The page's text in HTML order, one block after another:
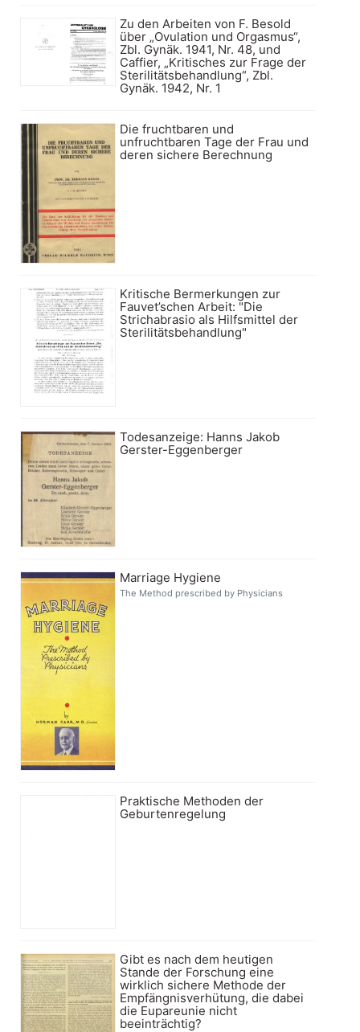
Zu den Arbeiten von F. Besold
über „Ovulation und Orgasmus“,
Zbl. Gynäk. 1941, Nr. 48, und
Caffier, „Kritisches zur Frage der
Sterilitätsbehandlung“, Zbl.
Gynäk. 1942, Nr. 1
Die fruchtbaren und
unfruchtbaren Tage der Frau und
deren sichere Berechnung
Kritische Bermerkungen zur
Fauvet’schen Arbeit: "Die
Strichabrasio als Hilfsmittel der
Sterilitätsbehandlung"
Todesanzeige: Hanns Jakob
Gerster-Eggenberger
Marriage Hygiene
The Method prescribed by Physicians
Praktische Methoden der
Geburtenregelung
Gibt es nach dem heutigen
Stande der Forschung eine
wirklich sichere Methode der
Empfängnisverhütung, die dabei
die Eupareunie nicht
beeinträchtig?